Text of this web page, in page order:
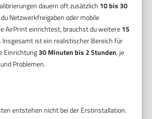
dauern oft zusätzlich 10 bis 30
Netzwerkfreigaben oder mobile
AirPrint einrichtest, brauchst du weitere15
. Insgesamt ist ein realistischer Bereich für
Einrichtung30 Minuten bis 2 Stunden, je
Problemen.
entstehen nicht bei der Erstinstallation.